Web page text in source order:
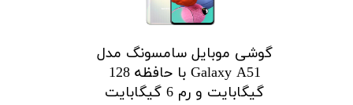
گوشی موبایل سامسونگ مدل
Galaxy A51 با حافظه 128
گیگابایت و رم 6 گیگابایت